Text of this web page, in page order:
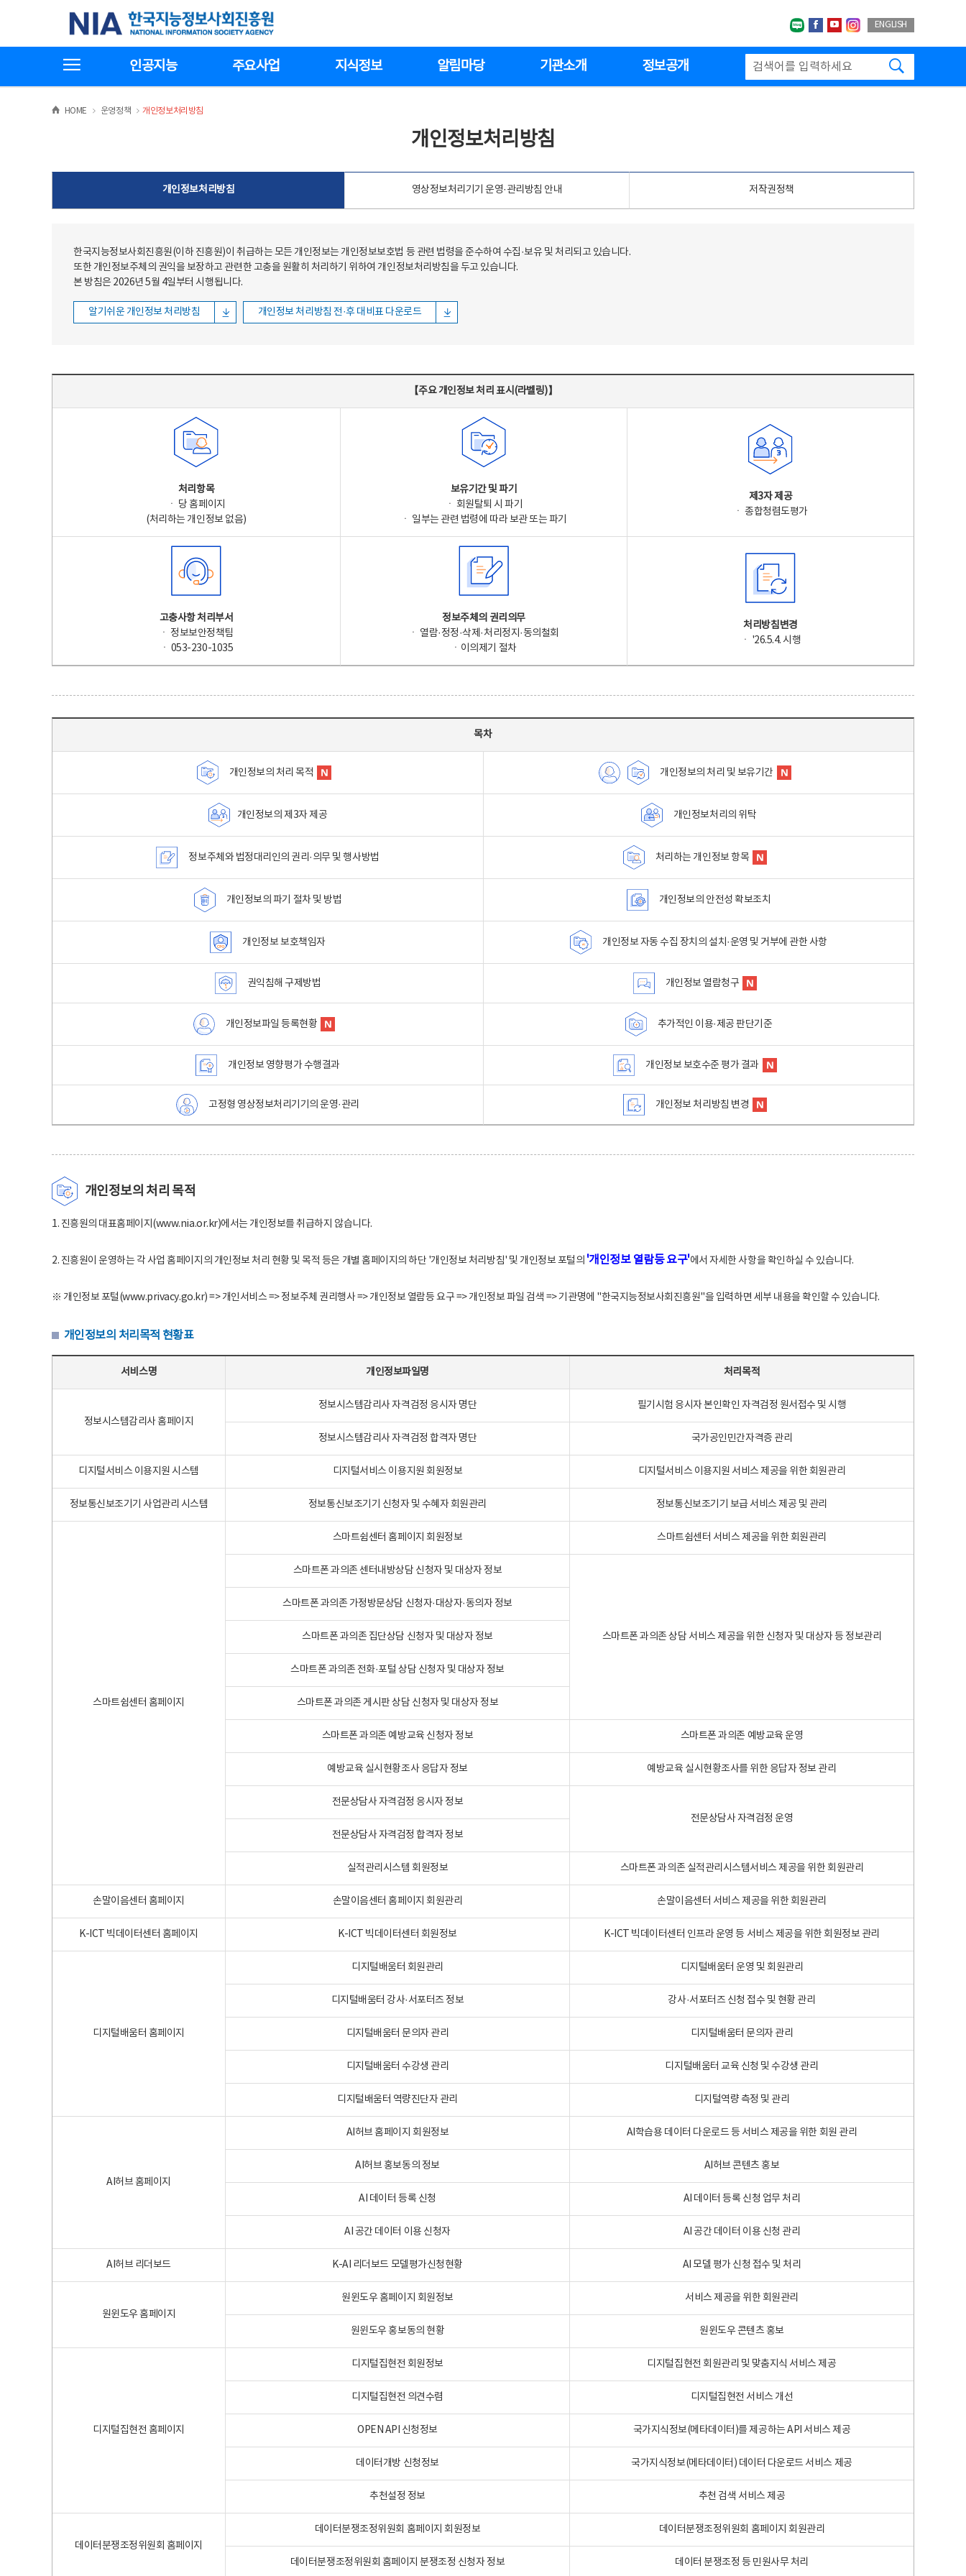
한국지능정보사회진흥원
네이버블로그
페이스북
유투브인스타그랩
ENGLISH
인공지능 주요사업 지식정보 알림마당 기관소개 정보공개
HOME >운영정책 >
개인정보처리방침
개인정보처리방침
개인정보처리방침 영상정보처리기기 운영·관리방침 안내 저작권정책
한국지능정보사회진흥원(이하 진흥원)이 취급하는 모든 개인정보는 개인정보보호법 등 관련 법령을 준수하여 수집·보유 및 처리되고 있습니다.
또한 개인정보주체의 권익을 보장하고 관련한 고충을 원활히 처리하기 위하여 개인정보처리방침을 두고 있습니다.
본 방침은 2026년 5월 4일부터 시행됩니다.
알기쉬운 개인정보 처리방침 개인정보 처리방침 전·후 대비표 다운로드
【주요 개인정보 처리 표시(라벨링)】
처리항목
ㆍ 당 홈페이지
(처리하는 개인정보 없음)
보유기간 및 파기
ㆍ 회원탈퇴 시 파기
ㆍ 일부는 관련 법령에 따라 보관 또는 파기
제3자 제공
ㆍ 종합청렴도평가
고충사항 처리부서
ㆍ 정보보안정책팀
ㆍ 053-230-1035
정보주체의 권리의무
ㆍ 열람·정정·삭제·처리정지·동의철회
ㆍ이의제기 절차
처리방침변경
ㆍ '26.5.4. 시행
목차
개인정보의 처리 목적 개인정보의 처리 및 보유기간
개인정보의 제3자 제공 개인정보처리의 위탁
정보주체와 법정대리인의 권리·의무 및 행사방법 처리하는 개인정보 항목
개인정보의 파기 절차 및 방법 개인정보의 안전성 확보조치
개인정보 보호책임자 개인정보 자동 수집 장치의 설치·운영 및 거부에 관한 사항
권익침해 구제방법 개인정보 열람청구
개인정보파일 등록현황 추가적인 이용·제공 판단기준
개인정보 영향평가 수행결과 개인정보 보호수준 평가 결과
고정형 영상정보처리기기의 운영·관리 개인정보 처리방침 변경
개인정보의 처리 목적
1. 진흥원의 대표홈페이지(www.nia.or.kr)에서는 개인정보를 취급하지 않습니다.
2. 진흥원이 운영하는 각 사업 홈페이지의 개인정보 처리 현황 및 목적 등은 개별 홈페이지의 하단 '개인정보 처리방침' 및 개인정보 포털의 '개인정보 열람등 요구'에서 자세한 사항을 확인하실 수 있습니다.
※ 개인정보 포털(www.privacy.go.kr) => 개인서비스 => 정보주체 권리행사 => 개인정보 열람등 요구 => 개인정보 파일 검색 => 기관명에 "한국지능정보사회진흥원"을 입력하면 세부 내용을 확인할 수 있습니다.
개인정보의 처리목적 현황표
서비스명 개인정보파일명 처리목적
정보시스템감리사 홈페이지
정보시스템감리사 자격검정 응시자 명단 필기시험 응시자 본인확인 자격검정 원서접수 및 시행
정보시스템감리사 자격검정 합격자 명단 국가공인민간자격증 관리
디지털서비스 이용지원 시스템 디지털서비스 이용지원 회원정보 디지털서비스 이용지원 서비스 제공을 위한 회원관리
정보통신보조기기 사업관리 시스템 정보통신보조기기 신청자 및 수혜자 회원관리 정보통신보조기기 보급 서비스 제공 및 관리
스마트쉼센터 홈페이지
스마트쉼센터 홈페이지 회원정보 스마트쉼센터 서비스 제공을 위한 회원관리
스마트폰 과의존 센터내방상담 신청자 및 대상자 정보
스마트폰 과의존 상담 서비스 제공을 위한 신청자 및 대상자 등 정보관리
스마트폰 과의존 가정방문상담 신청자·대상자·동의자 정보
스마트폰 과의존 집단상담 신청자 및 대상자 정보
스마트폰 과의존 전화·포털 상담 신청자 및 대상자 정보
스마트폰 과의존 게시판 상담 신청자 및 대상자 정보
스마트폰 과의존 예방교육 신청자 정보 스마트폰 과의존 예방교육 운영
예방교육 실시현황조사 응답자 정보 예방교육 실시현황조사를 위한 응답자 정보 관리
전문상담사 자격검정 응시자 정보
전문상담사 자격검정 운영
전문상담사 자격검정 합격자 정보
실적관리시스템 회원정보 스마트폰 과의존 실적관리시스템서비스 제공을 위한 회원관리
손말이음센터 홈페이지 손말이음센터 홈페이지 회원관리 손말이음센터 서비스 제공을 위한 회원관리
K-ICT 빅데이터센터 홈페이지 K-ICT 빅데이터센터 회원정보 K-ICT 빅데이터센터 인프라 운영 등 서비스 제공을 위한 회원정보 관리
디지털배움터 홈페이지
디지털배움터 회원관리 디지털배움터 운영 및 회원관리
디지털배움터 강사·서포터즈 정보 강사·서포터즈 신청 접수 및 현황 관리
디지털배움터 문의자 관리 디지털배움터 문의자 관리
디지털배움터 수강생 관리 디지털배움터 교육 신청 및 수강생 관리
디지털배움터 역량진단자 관리 디지털역량 측정 및 관리
AI허브 홈페이지
AI허브 홈페이지 회원정보 AI학습용 데이터 다운로드 등 서비스 제공을 위한 회원 관리
AI허브 홍보동의 정보 AI허브 콘텐츠 홍보
AI 데이터 등록 신청 AI 데이터 등록 신청 업무 처리
AI 공간 데이터 이용 신청자 AI 공간 데이터 이용 신청 관리
AI허브 리더보드 K-AI 리더보드 모델평가신청현황 AI 모델 평가 신청 접수 및 처리
원윈도우 홈페이지
원윈도우 홈페이지 회원정보 서비스 제공을 위한 회원관리
원윈도우 홍보동의 현황 원윈도우 콘텐츠 홍보
디지털집현전 홈페이지
디지털집현전 회원정보 디지털집현전 회원관리 및 맞춤지식 서비스 제공
디지털집현전 의견수렴 디지털집현전 서비스 개선
OPEN API 신청정보 국가지식정보(메타데이터)를 제공하는 API 서비스 제공
데이터개방 신청정보 국가지식정보(메타데이터) 데이터 다운로드 서비스 제공
추천설정 정보 추천 검색 서비스 제공
데이터분쟁조정위원회 홈페이지
데이터분쟁조정위원회 홈페이지 회원정보 데이터분쟁조정위원회 홈페이지 회원관리
데이터분쟁조정위원회 홈페이지 분쟁조정 신청자 정보 데이터 분쟁조정 등 민원사무 처리